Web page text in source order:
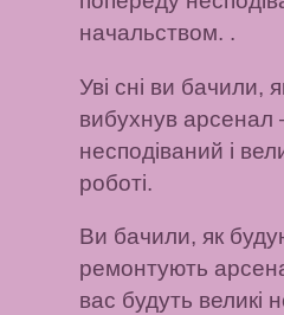
начальством. .
Уві сні ви бачили,
вибухнув арсенал
несподіваний і
роботі.
Ви бачили, як
ремонтують
вас будуть великі